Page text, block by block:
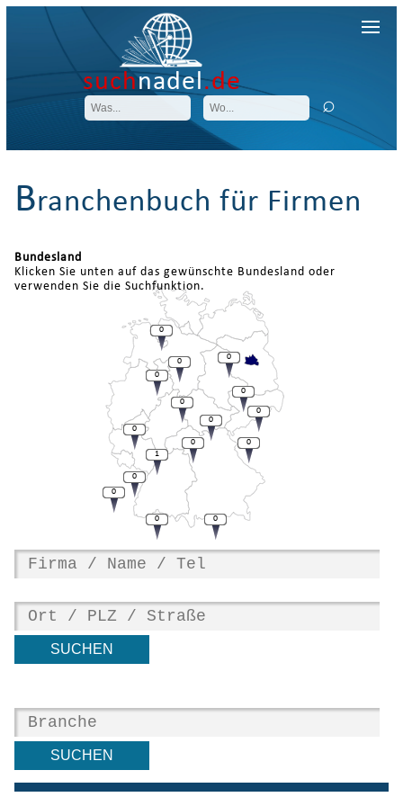
suchnadel.de
Branchenbuch für Firmen
Bundesland
Klicken Sie unten auf das gewünschte Bundesland oder
verwenden Sie die Suchfunktion.
0
0
0
0
0
0
0
0
0
0
0
1
0
0
0
0